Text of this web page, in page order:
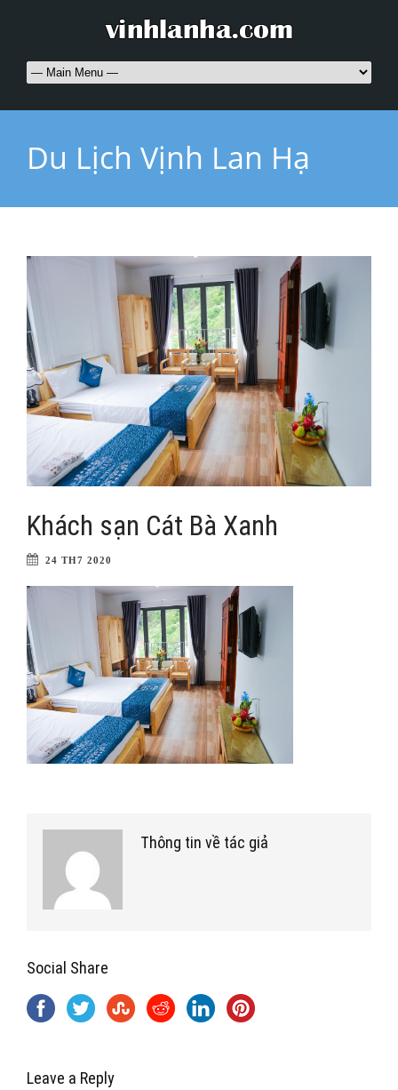
Du Lịch Vịnh Lan Hạ
Khách sạn Cát Bà Xanh
24 TH7 2020
Thông tin về tác giả
Social Share
Leave a Reply